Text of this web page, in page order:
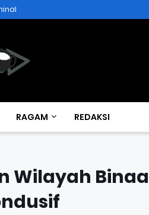
RAGAM REDAKSI
Wilayah